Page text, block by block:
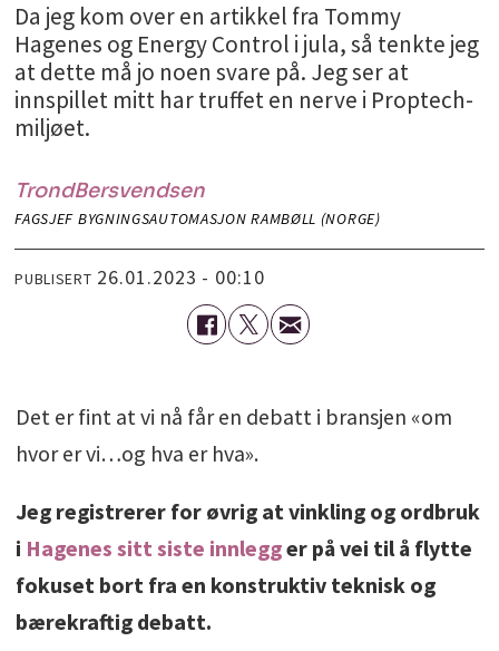
Da jeg kom over en artikkel fra Tommy
Hagenes og Energy Control i jula, så tenkte jeg
at dette må jo noen svare på. Jeg ser at
innspillet mitt har truffet en nerve i Proptech-
miljøet.
TrondBersvendsen
FAGSJEF BYGNINGSAUTOMASJON RAMBØLL (NORGE)
PUBLISERT 26.01.2023 - 00:10
Det er fint at vi nå får en debatt i bransjen «om
hvor er vi…og hva er hva».
Jeg registrerer for øvrig at vinkling og ordbruk
i Hagenes sitt siste innlegger på vei til å flytte
fokuset bort fra en konstruktiv teknisk og
bærekraftig debatt.